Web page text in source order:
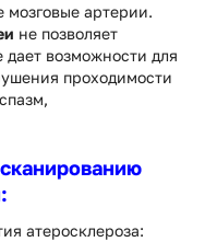
мозговые артерии.
не позволяет
дает возможности для
проходимости
атеросклероза: